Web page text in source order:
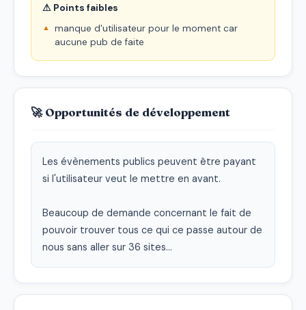
⚠ Points faibles
manque d'utilisateur pour le moment car
aucune pub de faite
🚀 Opportunités de développement
Les évènements publics peuvent être payant
si l'utilisateur veut le mettre en avant.
Beaucoup de demande concernant le fait de
pouvoir trouver tous ce qui ce passe autour de
nous sans aller sur 36 sites...